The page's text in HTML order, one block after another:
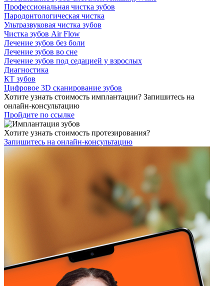
Профессиональная чистка зубов
Пародонтологическая чистка
Ультразвуковая чистка зубов
Чистка зубов Air Flow
Лечение зубов без боли
Лечение зубов во сне
Лечение зубов под седацией у взрослых
Диагностика
КТ зубов
Цифровое 3D сканирование зубов
Хотите узнать стоимость имплантации? Запишитесь на
онлайн-консультацию
Пройдите по ссылке
Хотите узнать стоимость протезирования?
Запишитесь на онлайн-консультацию